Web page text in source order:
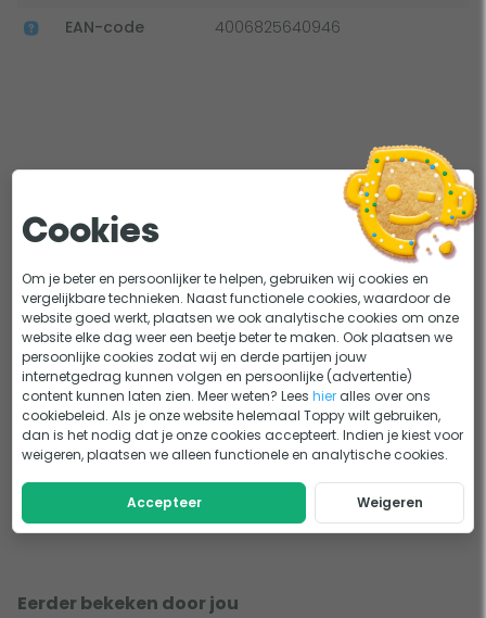
EAN-code
4006825640946
Bekijk alle specificaties
Reviews
Helaas!
Er zijn nog geen reviews geschreven voor dit product
Eerder bekeken door jou
Cookies
Om je beter en persoonlijker te helpen, gebruiken wij cookies en
vergelijkbare technieken. Naast functionele cookies, waardoor de
website goed werkt, plaatsen we ook analytische cookies om onze
website elke dag weer een beetje beter te maken. Ook plaatsen we
persoonlijke cookies zodat wij en derde partijen jouw
internetgedrag kunnen volgen en persoonlijke (advertentie)
content kunnen laten zien. Meer weten? Leeshier alles over ons
cookiebeleid. Als je onze website helemaal Toppy wilt gebruiken,
dan is het nodig dat je onze cookies accepteert. Indien je kiest voor
weigeren, plaatsen we alleen functionele en analytische cookies.
Accepteer Weigeren